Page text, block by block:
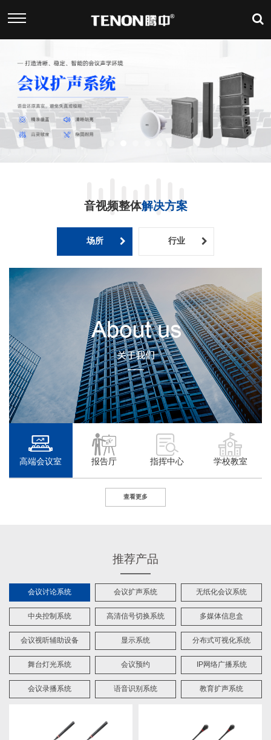
音视频整体解决方案
场所 行业
高端会议室 报告厅 指挥中心 学校教室
查看更多
推荐产品
会议讨论系统 会议扩声系统 无纸化会议系统
中央控制系统 高清信号切换系统 多媒体信息盒
会议视听辅助设备 显示系统 分布式可视化系统
舞台灯光系统 会议预约 IP网络广播系统
会议录播系统 语音识别系统 教育扩声系统